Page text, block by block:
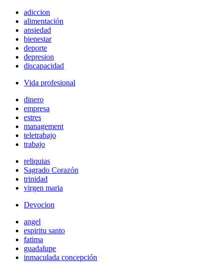
adiccion
alimentación
ansiedad
bienestar
deporte
depresion
discapacidad
Vida profesional
dinero
empresa
estres
management
teletrabajo
trabajo
reliquias
Sagrado Corazón
trinidad
virgen maria
Devocion
angel
espiritu santo
fatima
guadalupe
inmaculada concepción